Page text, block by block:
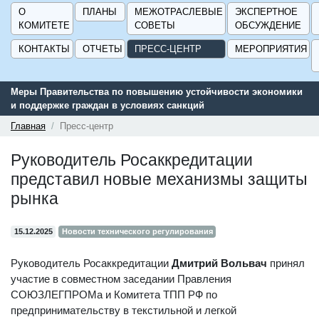
О
КОМИТЕТЕ
ПЛАНЫ
МЕЖОТРАСЛЕВЫЕ
СОВЕТЫ
ЭКСПЕРТНОЕ
ОБСУЖДЕНИЕ
КОНТАКТЫ ОТЧЕТЫ ПРЕСС-ЦЕНТР МЕРОПРИЯТИЯ
Правительства по повышению устойчивости экономики
поддержке граждан в условиях санкций
Главная Пресс-центр
Руководитель Росаккредитации
представил новые механизмы защиты
рынка
15.12.2025 Новости технического регулирования
Руководитель Росаккредитации Дмитрий Вольвач принял
участие в совместном заседании Правления
СОЮЗЛЕГПРОМа и Комитета ТПП РФ по
предпринимательству в текстильной и легкой